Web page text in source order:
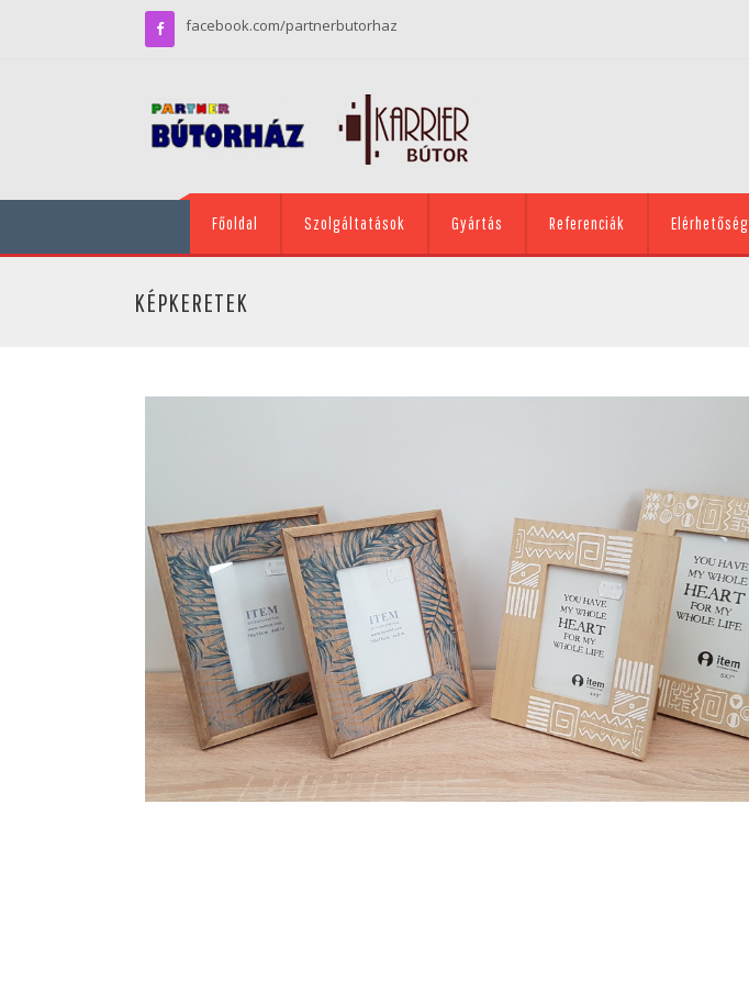
facebook.com/partnerbutorhaz
Főoldal Szolgáltatások Gyártás Referenciák Elérhetőség
KÉPKERETEK